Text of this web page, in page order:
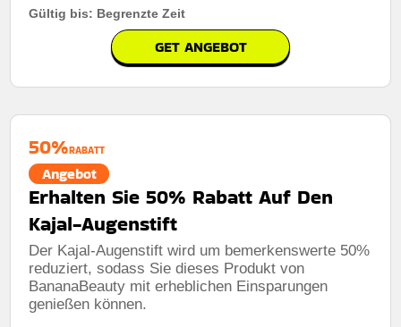
Gültig bis: Begrenzte Zeit
GET ANGEBOT
50%RABATT
Angebot
Erhalten Sie 50% Rabatt Auf Den
Kajal-Augenstift
Der Kajal-Augenstift wird um bemerkenswerte 50%
reduziert, sodass Sie dieses Produkt von
BananaBeauty mit erheblichen Einsparungen
genießen können.